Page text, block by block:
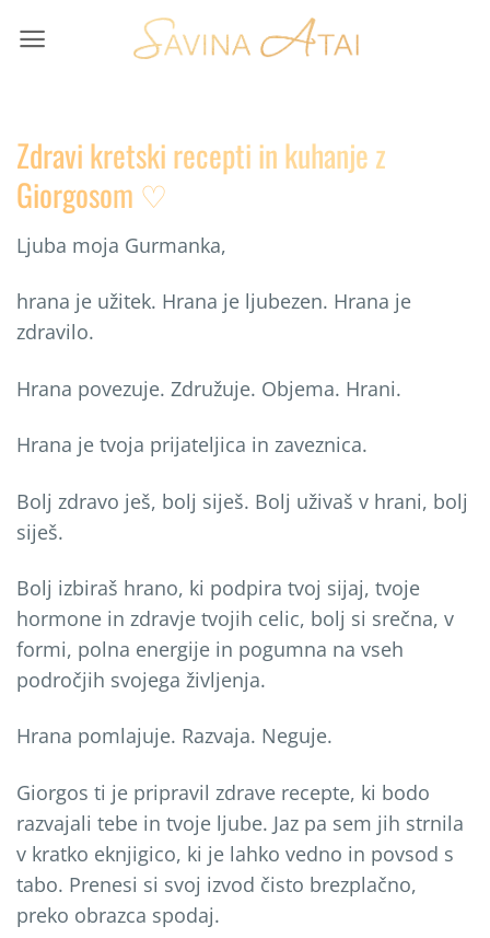
Zdravi kretski recepti in kuhanje z
Giorgosom ♡
Ljuba moja Gurmanka,
hrana je užitek. Hrana je ljubezen. Hrana je
zdravilo.
Hrana povezuje. Združuje. Objema. Hrani.
Hrana je tvoja prijateljica in zaveznica.
Bolj zdravo ješ, bolj siješ. Bolj uživaš v hrani, bolj
siješ.
Bolj izbiraš hrano, ki podpira tvoj sijaj, tvoje
hormone in zdravje tvojih celic, bolj si srečna, v
formi, polna energije in pogumna na vseh
področjih svojega življenja.
Hrana pomlajuje. Razvaja. Neguje.
Giorgos ti je pripravil zdrave recepte, ki bodo
razvajali tebe in tvoje ljube. Jaz pa sem jih strnila
v kratko eknjigico, ki je lahko vedno in povsod s
tabo. Prenesi si svoj izvod čisto brezplačno,
preko obrazca spodaj.